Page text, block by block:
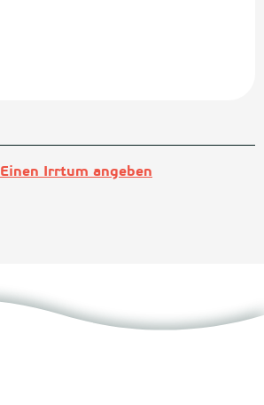
Einen Irrtum angeben